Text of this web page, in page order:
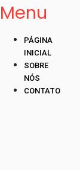
Menu
PÁGINA
INICIAL
SOBRE
NÓS
CONTATO